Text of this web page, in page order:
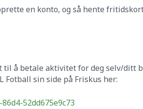
en konto, og så hente
å betale aktivitet for deg selv/ditt
sin side på Friskus her:
52dd675e9c73